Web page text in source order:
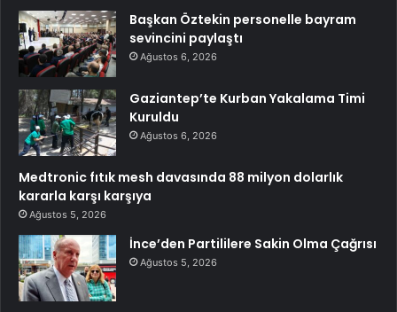
Başkan Öztekin personelle bayram
sevincini paylaştı
Ağustos 6, 2026
Gaziantep’te Kurban Yakalama Timi
Kuruldu
Ağustos 6, 2026
Medtronic fıtık mesh davasında 88 milyon dolarlık
kararla karşı karşıya
Ağustos 5, 2026
İnce’den Partililere Sakin Olma Çağrısı
Ağustos 5, 2026